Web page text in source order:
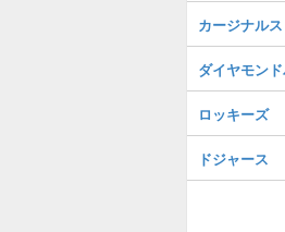
カージナルス
ダイヤモン
ロッキーズ
ドジャース